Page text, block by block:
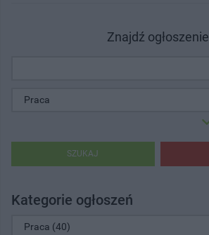
Znajdź ogłoszenie
SZUKAJ
Kategorie ogłoszeń